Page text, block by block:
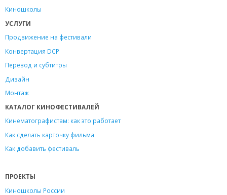
Киношколы
УСЛУГИ
Продвижение на фестивали
Конвертация DCP
Перевод и субтитры
Дизайн
Монтаж
КАТАЛОГ КИНОФЕСТИВАЛЕЙ
Кинематографистам: как это работает
Как сделать карточку фильма
Как добавить фестиваль
ПРОЕКТЫ
Киношколы России